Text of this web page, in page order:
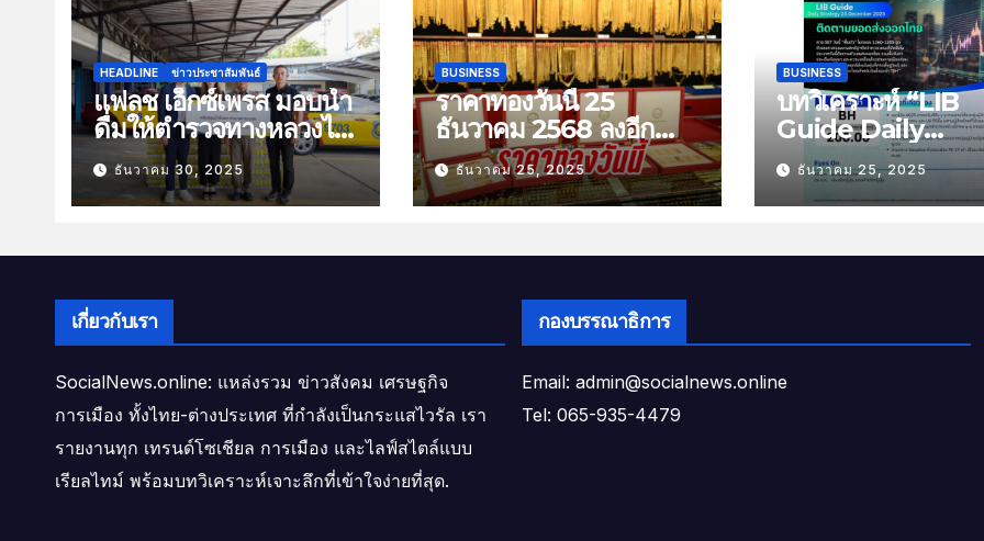
HEADLINE ข่าวประชาสัมพันธ์
แฟลช เอ็กซ์เพรส มอบน้ำ
ดื่มให้ตำรวจทางหลวงไว้
บริการประชาชนช่วง
เทศกาลปีใหม่
ธันวาคม 30, 2025
BUSINESS
ราคาทองวันนี้ 25
ธันวาคม 2568 ลงอีก
100 บาท
ธันวาคม 25, 2025
BUSINESS
บทวิเคราะห์ “LIB
Guide Daily
Strategy” ประจำ
พฤหัสที่ 25 ธันวาค
2568 หัวข้อ “ติดต
ธันวาคม 25, 2025
เกี่ยวกับเรา
SocialNews.online: แหล่งรวม ข่าวสังคม เศรษฐกิจ
การเมือง ทั้งไทย-ต่างประเทศ ที่กำลังเป็นกระแสไวรัล เรา
รายงานทุก เทรนด์โซเชียล การเมือง และไลฟ์สไตล์แบบ
เรียลไทม์ พร้อมบทวิเคราะห์เจาะลึกที่เข้าใจง่ายที่สุด.
กองบรรณาธิการ
Email: admin@socialnews.online
Tel: 065-935-4479